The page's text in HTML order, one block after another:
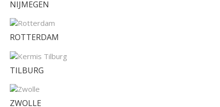
NIJMEGEN
ROTTERDAM
TILBURG
ZWOLLE